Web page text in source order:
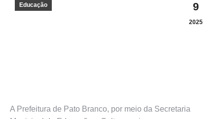
9
2025
Educação
A Prefeitura de Pato Branco, por meio da Secretaria